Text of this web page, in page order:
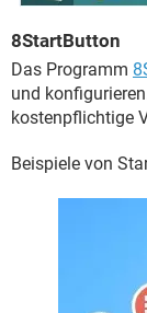
8StartButton
Das Programm
und
kostenpflichtige
Beispiele von